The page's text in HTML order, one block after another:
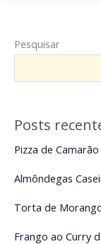
Pesquisar
Posts
Pizza de
Almôndegas
Torta de
Frango ao Curry